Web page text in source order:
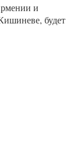
и
будет